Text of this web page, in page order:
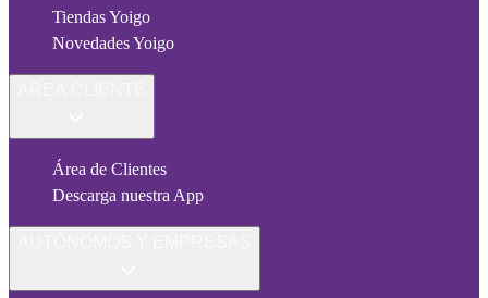
Tiendas Yoigo
Novedades Yoigo
Área de Clientes
Descarga nuestra App